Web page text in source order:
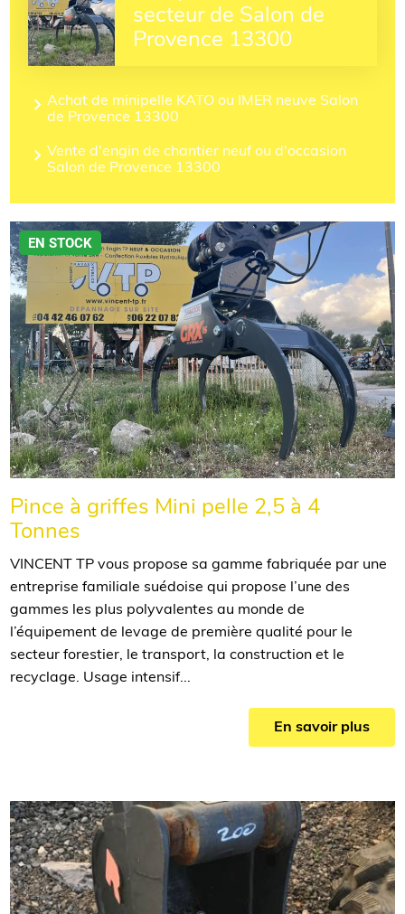
secteur de Salon de
Provence 13300
Achat de minipelle KATO ou IMER neuve Salon
de Provence 13300
Vente d'engin de chantier neuf ou d'occasion
Salon de Provence 13300
EN STOCK
Pince à griffes Mini pelle 2,5 à 4
Tonnes
VINCENT TP vous propose sa gamme fabriquée par une
entreprise familiale suédoise qui propose l’une des
gammes les plus polyvalentes au monde de
l’équipement de levage de première qualité pour le
secteur forestier, le transport, la construction et le
recyclage. Usage intensif...
En savoir plus